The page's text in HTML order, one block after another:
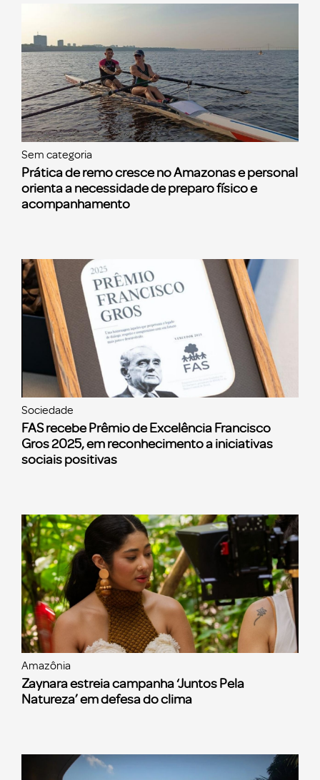
Sem categoria
Prática de remo cresce no Amazonas e personal
orienta a necessidade de preparo físico e
acompanhamento
Sociedade
FAS recebe Prêmio de Excelência Francisco
Gros 2025, em reconhecimento a iniciativas
sociais positivas
Amazônia
Zaynara estreia campanha ‘Juntos Pela
Natureza’ em defesa do clima